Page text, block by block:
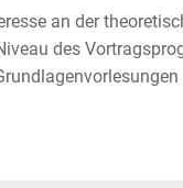
an der
des